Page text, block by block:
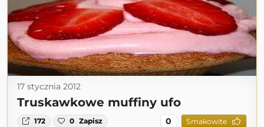
17 stycznia 2012
Truskawkowe muffiny ufo
172 0 Zapisz 0 Smakowite